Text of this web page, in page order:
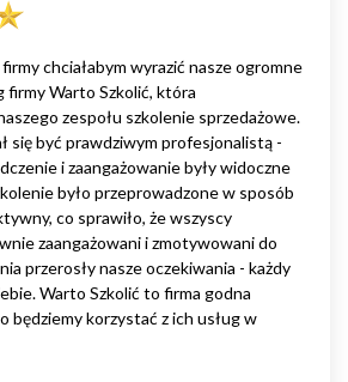
chciałabym wyrazić nasze ogromne
firmy Warto Szkolić, która
zespołu szkolenie sprzedażowe.
się być prawdziwym profesjonalistą -
i zaangażowanie były widoczne
było przeprowadzone w sposób
co sprawiło, że wszyscy
zaangażowani i zmotywowani do
przerosły nasze oczekiwania - każdy
Warto Szkolić to firma godna
będziemy korzystać z ich usług w